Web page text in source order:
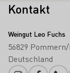
Kontakt
Weingut Leo Fuchs
56829
Deutschland